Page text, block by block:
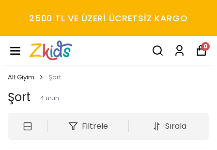
2500 TL VE ÜZERİ ÜCRETSİZ KARGO
0
Alt Giyim Şort
Şort 4 ürün
Filtrele Sırala